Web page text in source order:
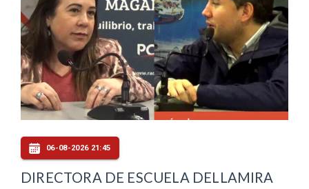
06-08-2026 21:45
DIRECTORA DE ESCUELA DELLAMIRA